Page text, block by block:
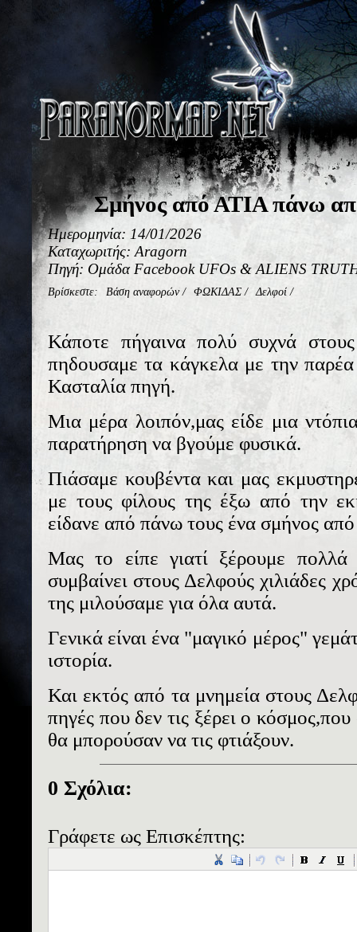
Σμήνος από ΑΤΙΑ πάνω
Ημερομηνία: 14/01/2026
Καταχωριτής: Aragorn
Πηγή: Ομάδα Facebook UFOs & ALIENS
Βρίσκεστε: Βάση αναφορών/ ΦΩΚΙΔΑΣ / Δελφοί /
Κάποτε πήγαινα πολύ συχνά
πηδουσαμε τα κάγκελα με την
Κασταλία πηγή.
Μια μέρα λοιπόν,μας είδε μια
παρατήρηση να βγούμε φυσικά.
Πιάσαμε κουβέντα και μας
με τους φίλους της έξω από την
είδανε από πάνω τους ένα σμήνος
Μας το είπε γιατί ξέρουμε
συμβαίνει στους Δελφούς χιλιάδες
της μιλούσαμε για όλα αυτά.
Γενικά είναι ένα "μαγικό μέρος"
ιστορία.
Και εκτός από τα μνημεία στους
πηγές που δεν τις ξέρει ο
θα μπορούσαν να τις φτιάξουν.
0 Σχόλια:
Γράφετε ως Επισκέπτης: